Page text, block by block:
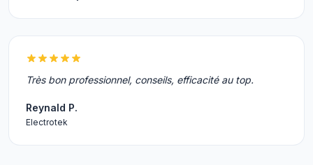
Très bon professionnel, conseils, efficacité au top.
Reynald P.
Electrotek